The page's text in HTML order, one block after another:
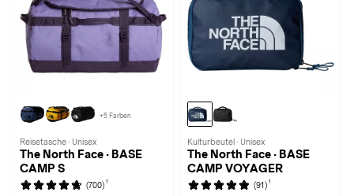
+5 Farben
Reisetasche · Unisex
The North Face · BASE
CAMP S
(700) 1
Kulturbeutel · Unisex
The North Face · BASE
CAMP VOYAGER
(91) 1